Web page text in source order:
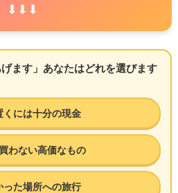
⬇⬇⬇
ます」あなたはどれを選びます
くには十分の現金
わない高価なもの
った場所への旅行